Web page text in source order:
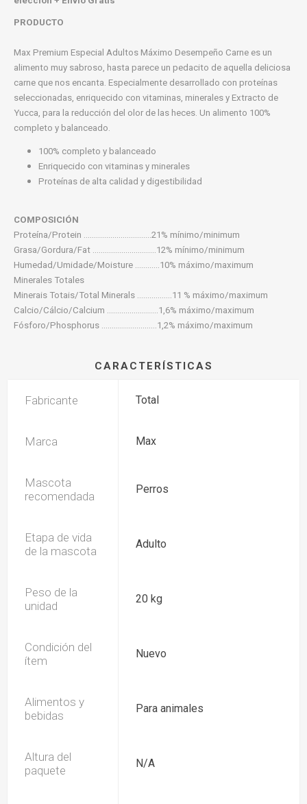
PRODUCTO
Max Premium Especial Adultos Máximo Desempeño Carne es un
alimento muy sabroso, hasta parece un pedacito de aquella deliciosa
carne que nos encanta. Especialmente desarrollado con proteínas
seleccionadas, enriquecido con vitaminas, minerales y Extracto de
Yucca, para la reducción del olor de las heces. Un alimento 100%
completo y balanceado.
100% completo y balanceado
Enriquecido con vitaminas y minerales
Proteínas de alta calidad y digestibilidad
COMPOSICIÓN
Proteína/Protein .................................21% mínimo/minimum
Grasa/Gordura/Fat ...............................12% mínimo/minimum
Humedad/Umidade/Moisture ............10% máximo/maximum
Minerales Totales
Minerais Totais/Total Minerals .................11 % máximo/maximum
Calcio/Cálcio/Calcium .........................1,6% máximo/maximum
Fósforo/Phosphorus ...........................1,2% máximo/maximum
CARACTERÍSTICAS
Fabricante Total
Marca Max
Mascota
recomendada
Perros
Etapa de vida
de la mascota
Adulto
Peso de la
unidad
20 kg
Condición del
ítem
Nuevo
Alimentos y
bebidas
Para animales
Altura del
paquete
N/A